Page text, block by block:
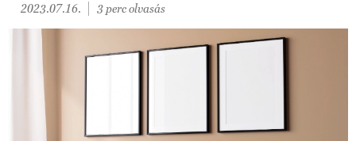
2023.07.16. 3 perc olvasás